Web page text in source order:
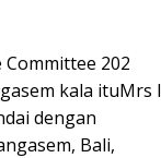
Committee 202
kala ituMrs I
dengan
Bali,